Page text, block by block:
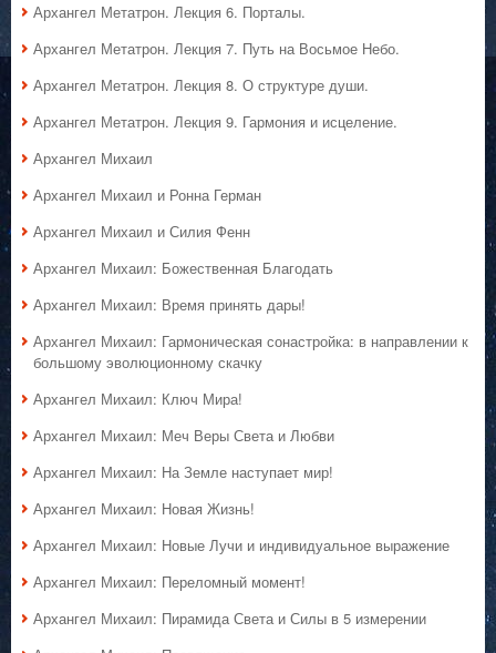
Архангел Метатрон. Лекция 6. Порталы.
Архангел Метатрон. Лекция 7. Путь на Восьмое Небо.
Архангел Метатрон. Лекция 8. О структуре души.
Архангел Метатрон. Лекция 9. Гармония и исцеление.
Архангел Михаил
Архангел Михаил и Ронна Герман
Архангел Михаил и Силия Фенн
Архангел Михаил: Божественная Благодать
Архангел Михаил: Время принять дары!
Архангел Михаил: Гармоническая сонастройка: в направлении к
большому эволюционному скачку
Архангел Михаил: Ключ Мира!
Архангел Михаил: Меч Веры Света и Любви
Архангел Михаил: На Земле наступает мир!
Архангел Михаил: Новая Жизнь!
Архангел Михаил: Новые Лучи и индивидуальное выражение
Архангел Михаил: Переломный момент!
Архангел Михаил: Пирамида Света и Силы в 5 измерении